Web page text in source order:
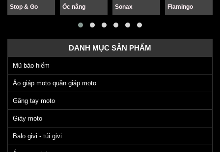
Stop & Go Ốc nâng Sonax Flamingo
DANH MỤC SẢN PHẨM
Mũ bảo hiểm
Áo giáp moto quần giáp moto
Găng tay moto
Giày moto
Balo givi - túi givi